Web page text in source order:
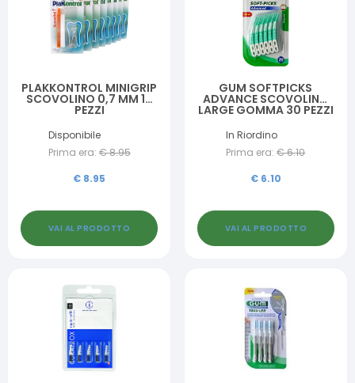
PLAKKONTROL MINIGRIP
SCOVOLINO 0,7 MM 10
PEZZI
Disponibile
Prima era: €8.95
€ 8.95
VAI AL PRODOTTO
GUM SOFTPICKS
ADVANCE SCOVOLINO
LARGE GOMMA 30 PEZZI
In Riordino
Prima era: €6.10
€ 6.10
VAI AL PRODOTTO